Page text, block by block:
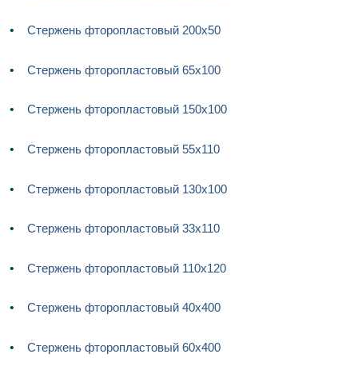
Стержень фторопластовый 200х50
Стержень фторопластовый 65х100
Стержень фторопластовый 150х100
Стержень фторопластовый 55х110
Стержень фторопластовый 130х100
Стержень фторопластовый 33х110
Стержень фторопластовый 110х120
Стержень фторопластовый 40х400
Стержень фторопластовый 60х400